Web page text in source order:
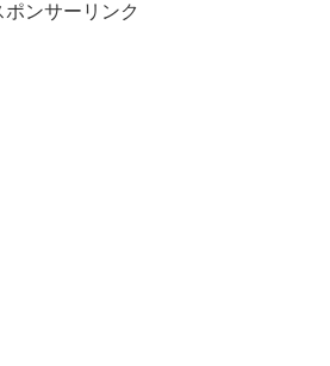
ポンサーリンク